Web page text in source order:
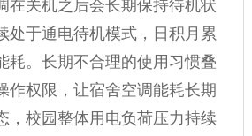
在关机之后会长期保持待机状
处于通电待机模式，日积月累
耗。长期不合理的使用习惯叠
作权限，让宿舍空调能耗长期
，校园整体用电负荷压力持续